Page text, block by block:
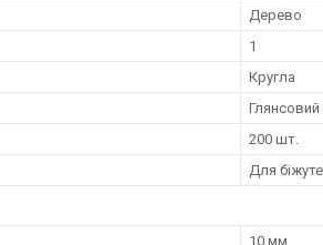
Дерево
1
Кругла
Глянсовий
200 шт.
Для
10 мм